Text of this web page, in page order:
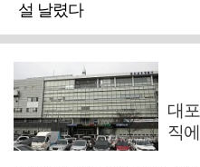
설 날렸다
대
직